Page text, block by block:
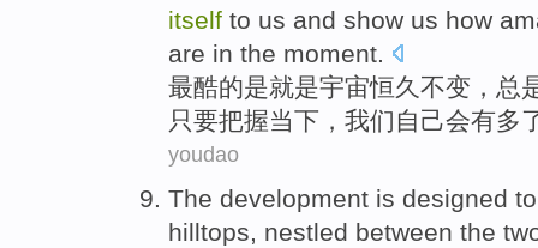
itself to us and show us how
are in the moment.
最酷的是就是宇宙恒久不变， 总
只要把握当下，我们自己会有多
youdao
The development is designed
hilltops, nestled between the